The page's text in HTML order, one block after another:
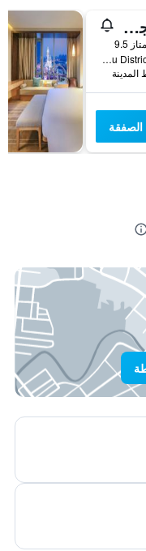
شيراتون نينجبو يينتشو
9.5
No.899, Siming Middle Road, Yinzhou District Tian Tong Bei Lu, نينغبو, الصين